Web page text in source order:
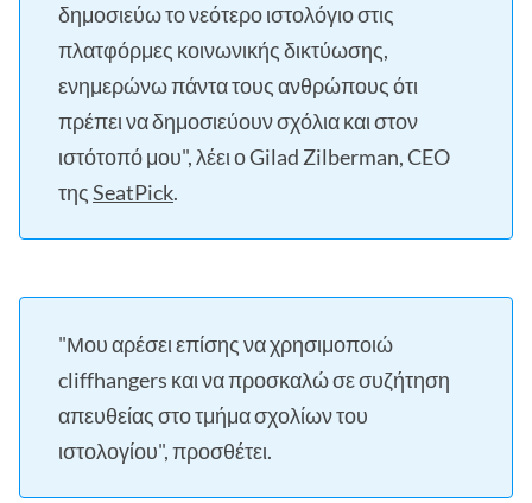
δημοσιεύω το νεότερο ιστολόγιο στις
πλατφόρμες κοινωνικής δικτύωσης,
ενημερώνω πάντα τους ανθρώπους ότι
πρέπει να δημοσιεύουν σχόλια και στον
ιστότοπό μου", λέει ο Gilad Zilberman, CEO
τηςSeatPick.
"Μου αρέσει επίσης να χρησιμοποιώ
cliffhangers και να προσκαλώ σε συζήτηση
απευθείας στο τμήμα σχολίων του
ιστολογίου", προσθέτει.